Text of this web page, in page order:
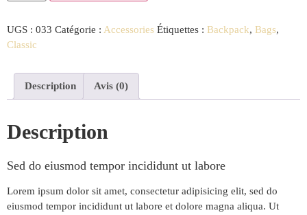
UGS : 033 Catégorie : Accessories Étiquettes : Backpack, Bags,
Classic
Description Avis (0)
Description
Sed do eiusmod tempor incididunt ut labore
Lorem ipsum dolor sit amet, consectetur adipisicing elit, sed do
eiusmod tempor incididunt ut labore et dolore magna aliqua. Ut